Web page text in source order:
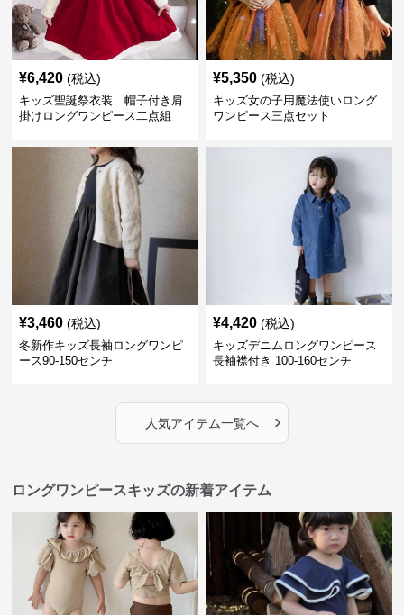
¥6,420 (税込)
キッズ聖誕祭衣装 帽子付き肩
掛けロングワンピース二点組
¥5,350 (税込)
キッズ女の子用魔法使いロング
ワンピース三点セット
¥3,460 (税込)
冬新作キッズ長袖ロングワンピ
ース90-150センチ
¥4,420 (税込)
キッズデニムロングワンピース
長袖襟付き 100-160センチ
人気アイテム一覧へ ›
ロングワンピースキッズの新着アイテム